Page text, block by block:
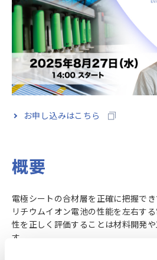
お申し込みはこちら
概要
電極シートの合材層を正確に把握で
リチウムイオン電池の性能を左右す
性を正しく評価することは材料開発
す。
本セミナーでは、従来測定の課題を